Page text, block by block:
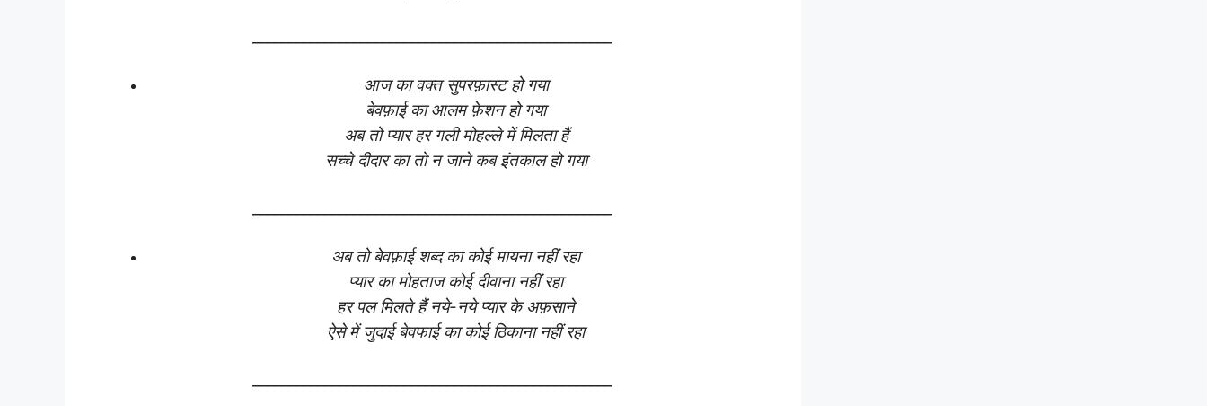
आज का वक्त सुपरफ़ास्ट हो गया
बेवफ़ाई का आलम फ़ेशन हो गया
अब तो प्यार हर गली मोहल्ले में मिलता हैं
सच्चे दीदार का तो न जाने कब इंतकाल हो गया
अब तो बेवफ़ाई शब्द का कोई मायना नहीं रहा
प्यार का मोहताज कोई दीवाना नहीं रहा
हर पल मिलते हैं नये-नये प्यार के अफ़साने
ऐसे में जुदाई बेवफाई का कोई ठिकाना नहीं रहा